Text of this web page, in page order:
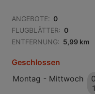
ANGEBOTE: 0
FLUGBLÄTTER: 0
ENTFERNUNG: 5,99 km
Geschlossen
Montag - Mittwoch